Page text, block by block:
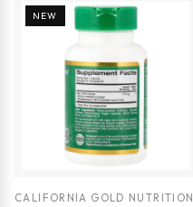
NEW
CALIFORNIA GOLD NUTRITION